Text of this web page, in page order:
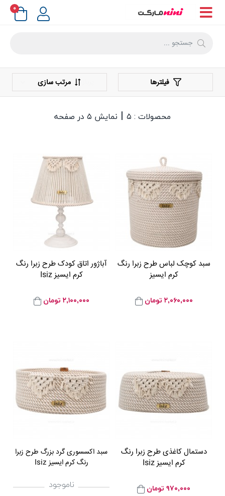
۰
فیلترها مرتب سازی
محصولات : ۵ | نمایش ۵ در صفحه
سبد کوچک لباس طرح زبرا رنگ
کرم ایسیز
۲,۰۶۰,۰۰۰ تومان
آباژور اتاق کودک طرح زبرا رنگ
کرم ایسیز Isiz
۲,۱۰۰,۰۰۰ تومان
دستمال کاغذی طرح زبرا رنگ
کرم ایسیز Isiz
۹۷۰,۰۰۰ تومان
سبد اکسسوری گرد بزرگ طرح زبرا
رنگ کرم ایسیز Isiz
ناموجود